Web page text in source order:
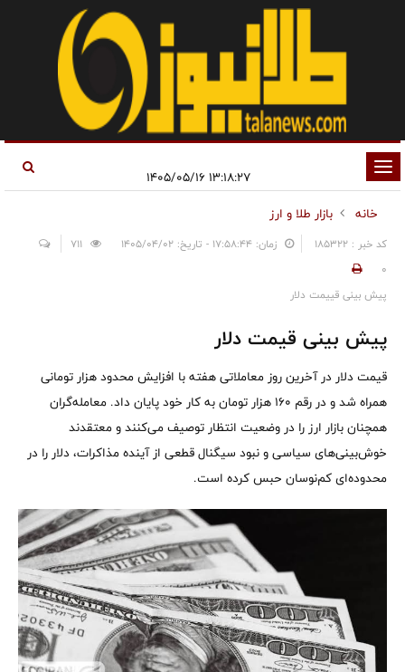
تغییر
وضعیت
ناوبری
خانه
بازار طلا و ارز
کد خبر : 185322 زمان: ۱۷:۵۸:۴۴ - تاریخ: ۱۴۰۵/۰۴/۰۲
0
پیش بینی قییمت دلار
پیش بینی قیمت دلار
قیمت دلار در آخرین روز معاملاتی هفته با افزایش محدود هزار تومانی
همراه شد و در رقم ۱۶۰ هزار تومان به کار خود پایان داد. معامله‌گران
همچنان بازار ارز را در وضعیت انتظار توصیف می‌کنند و معتقدند
خوش‌بینی‌های سیاسی و نبود سیگنال قطعی از آینده مذاکرات، دلار را در
محدوده‌ای کم‌نوسان حبس کرده است.